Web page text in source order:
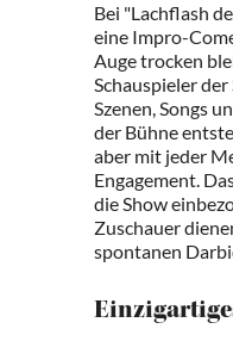
Bei "Lachflash
eine Impro-
Auge trocken
Schauspieler
Szenen, Songs
der Bühne
aber mit jeder
Engagement.
die Show
Zuschauer
spontanen